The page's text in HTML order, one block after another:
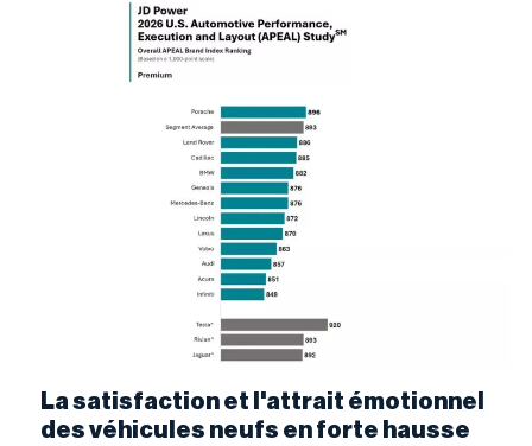
La satisfaction et l'attrait émotionnel
des véhicules neufs en forte hausse